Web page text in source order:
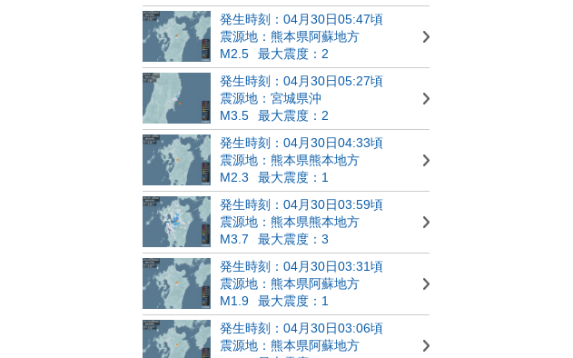
発生時刻：04月30日05:47頃
震源地：熊本県阿蘇地方
M2.5
最大震度：2
発生時刻：04月30日05:27頃
震源地：宮城県沖
M3.5
最大震度：2
発生時刻：04月30日04:33頃
震源地：熊本県熊本地方
M2.3
最大震度：1
発生時刻：04月30日03:59頃
震源地：熊本県熊本地方
M3.7
最大震度：3
発生時刻：04月30日03:31頃
震源地：熊本県阿蘇地方
M1.9
最大震度：1
発生時刻：04月30日03:06頃
震源地：熊本県阿蘇地方